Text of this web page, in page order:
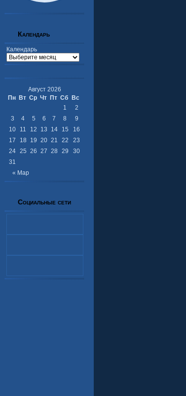
Календарь
Календарь
Август 2026
Пн Вт Ср Чт Пт Сб Вс
« Мар
1
2
3
4 5 6 7 8
9
10
11 12 13 14 15
16
17
18 19 20 21 22
23
24 25 26 27 28 29
30
31
Социальные сети